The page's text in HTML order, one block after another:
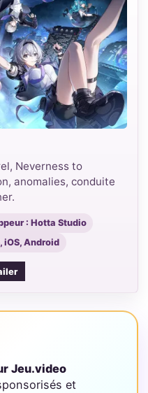
Neverness to
anomalies, conduite
: Hotta Studio
iOS, Android
Jeu.video
et